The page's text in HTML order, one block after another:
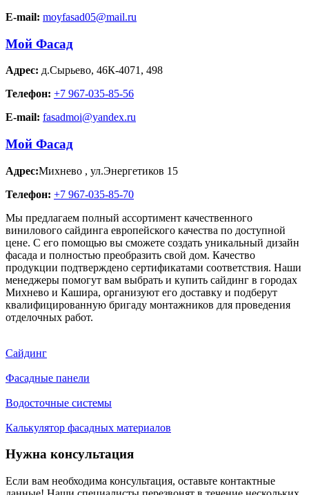
E-mail: moyfasad05@mail.ru
Мой Фасад
Адрес: д.Сырьево, 46К-4071, 498
Телефон: +7 967-035-85-56
E-mail: fasadmoi@yandex.ru
Мой Фасад
Адрес:Михнево , ул.Энергетиков 15
Телефон: +7 967-035-85-70
Мы предлагаем полный ассортимент качественного
винилового сайдинга европейского качества по доступной
цене. С его помощью вы сможете создать уникальный дизайн
фасада и полностью преобразить свой дом. Качество
продукции подтверждено сертификатами соответствия. Наши
менеджеры помогут вам выбрать и купить сайдинг в городах
Михнево и Кашира, организуют его доставку и подберут
квалифицированную бригаду монтажников для проведения
отделочных работ.
Сайдинг
Фасадные панели
Водосточные системы
Калькулятор фасадных материалов
Нужна консультация
Если вам необходима консультация, оставьте контактные